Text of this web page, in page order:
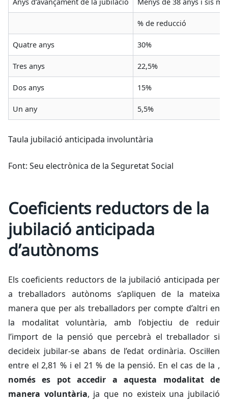
% de reducció
Quatre anys 30%
Tres anys 22,5%
Dos anys 15%
Un any 5,5%
Taula jubilació anticipada involuntària
Font: Seu electrònica de la Seguretat Social
Coeficients reductors de la
jubilació anticipada
d’autònoms
Els coeficients reductors de la jubilació anticipada per
a treballadors autònoms s’apliquen de la mateixa
manera que per als treballadors per compte d’altri en
la modalitat voluntària, amb l’objectiu de reduir
l’import de la pensió que percebrà el treballador si
decideix jubilar-se abans de l’edat ordinària. Oscil·len
entre el 2,81 % i el 21 % de la pensió. En el cas de la ,
només es pot accedir a aquesta modalitat de
manera voluntària, ja que no existeix una jubilació